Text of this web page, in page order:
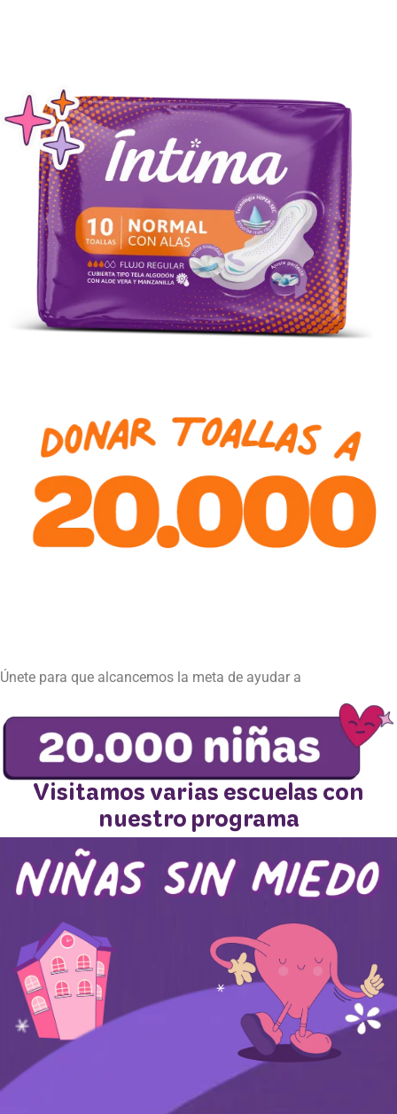
Únete para que alcancemos la meta de ayudar a
Visitamos varias escuelas con
nuestro programa